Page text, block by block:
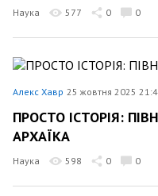
Наука 577 0 0
Алекс Хавр 25 жовтня 2025
ПРОСТО ІСТОРІЯ:
АРХАЇКА
Наука 598 0 0